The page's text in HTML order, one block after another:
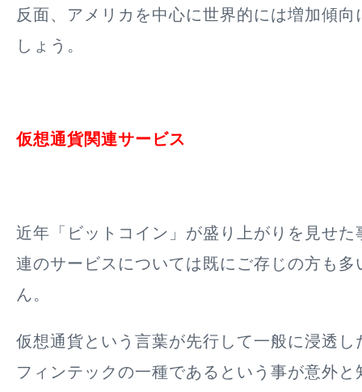
反面、アメリカを中心に世界的には増加傾
しょう。
仮想通貨関連サービス
近年「ビットコイン」が盛り上がりを見せた
連のサービスについては既にご存じの方も多
ん。
仮想通貨という言葉が先行して一般に浸透し
フィンテックの一種であるという事が意外